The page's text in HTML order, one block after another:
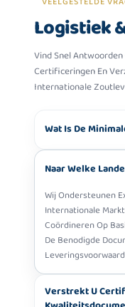
Logistiek
Vind Snel
Certificeringen En
Internationale
Wat Is De
Naar Welke
Wij Ondersteunen
Internationale
Coördineren Op
De Benodigde
Verstrekt U